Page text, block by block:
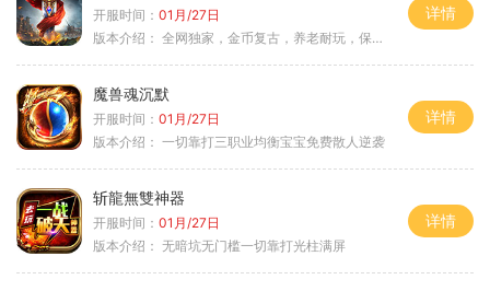
开服时间： 01月/27日
版本介绍： 全网独家，金币复古，养老耐玩，保底回収
详情
魔兽魂沉默
开服时间： 01月/27日
版本介绍： 一切靠打三职业均衡宝宝免费散人逆袭
详情
斩龍無雙神器
开服时间： 01月/27日
版本介绍： 无暗坑无门槛一切靠打光柱满屏
详情